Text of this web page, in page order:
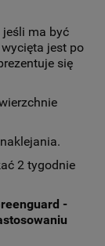
ma być
jest po
się
2 tygodnie
-